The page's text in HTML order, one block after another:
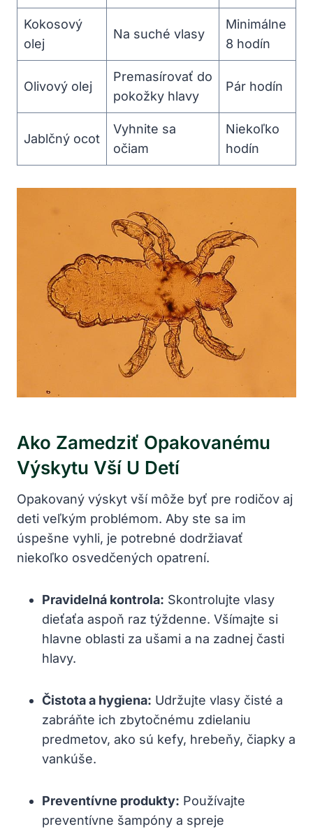
Kokosový
olej
Na suché vlasy
Minimálne
8 hodín
Olivový olej
Premasírovať do
pokožky hlavy
Pár hodín
Jablčný ocot
Vyhnite sa
očiam
Niekoľko
hodín
Ako Zamedziť Opakovanému
Výskytu Vší U Detí
Opakovaný výskyt vší môže byť pre rodičov aj
deti veľkým problémom. Aby ste sa im
úspešne vyhli, je potrebné dodržiavať
niekoľko osvedčených opatrení.
Pravidelná kontrola: Skontrolujte vlasy
dieťaťa aspoň raz týždenne. Všímajte si
hlavne oblasti za ušami a na zadnej časti
hlavy.
Čistota a hygiena: Udržujte vlasy čisté a
zabráňte ich zbytočnému zdielaniu
predmetov, ako sú kefy, hrebeňy, čiapky a
vankúše.
Preventívne produkty: Používajte
preventívne šampóny a spreje